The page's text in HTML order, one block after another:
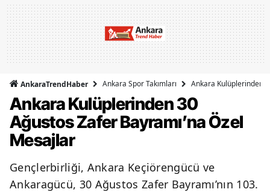
AnkaraTrendHaber Ankara Spor Takımları Ankara Kulüplerinden
Ankara Kulüplerinden 30
Ağustos Zafer Bayramı’na Özel
Mesajlar
Gençlerbirliği, Ankara Keçiörengücü ve
Ankaragücü, 30 Ağustos Zafer Bayramı’nın 103.